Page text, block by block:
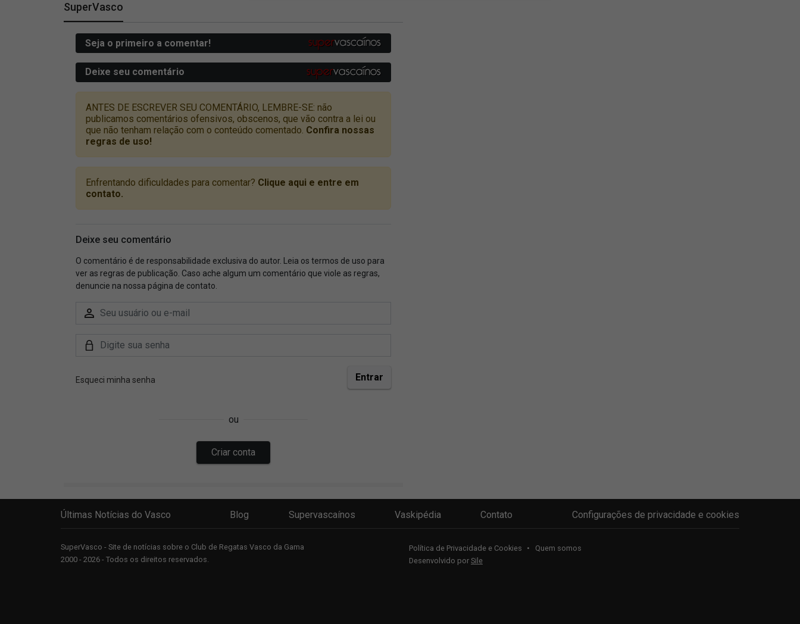
SuperVasco
Últimas Notícias do Vasco Blog Supervascaínos Vaskipédia Contato Configurações de privacidade e cookies
SuperVasco - Site de notícias sobre o Club de Regatas Vasco da Gama
2000 - 2026 - Todos os direitos reservados.
Política de Privacidade e Cookies •
Quem somos
Desenvolvido por Sile